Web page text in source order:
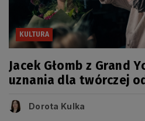
KULTURA
Jacek Głomb z Grand
uznania dla twórczej
Dorota Kulka